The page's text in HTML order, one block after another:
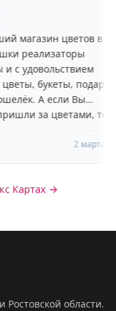
в
подарки
Вы
то
Яна
Картах →
Ростовской области.